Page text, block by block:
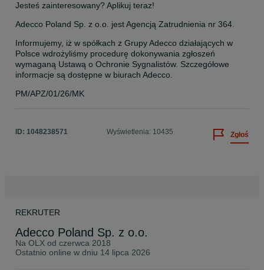
Jesteś zainteresowany? Aplikuj teraz!
Adecco Poland Sp. z o.o. jest Agencją Zatrudnienia nr 364.
Informujemy, iż w spółkach z Grupy Adecco działających w
Polsce wdrożyliśmy procedurę dokonywania zgłoszeń
wymaganą Ustawą o Ochronie Sygnalistów. Szczegółowe
informacje są dostępne w biurach Adecco.
PM/APZ/01/26/MK
ID: 1048238571 Wyświetlenia: 10435 Zgłoś
REKRUTER
Adecco Poland Sp. z o.o.
Na OLX od czerwca 2018
Ostatnio online w dniu 14 lipca 2026